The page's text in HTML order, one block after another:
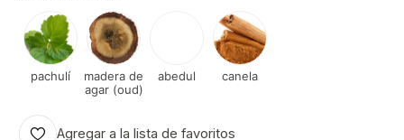
pachulí
madera de
agar (oud)
abedul canela
Agregar a la lista de favoritos